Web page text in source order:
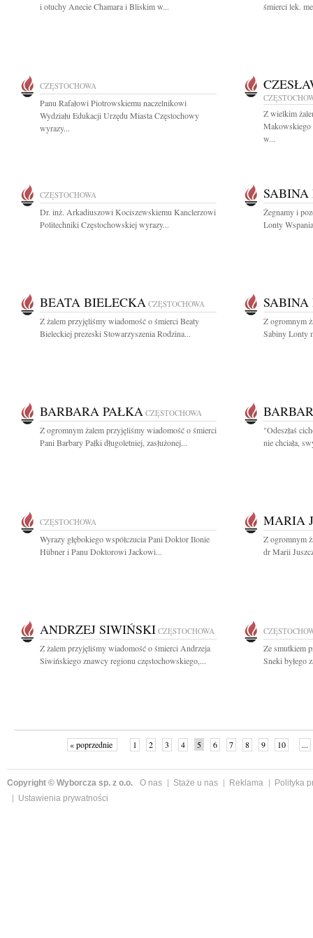
i otuchy Anecie Chamara i Bliskim w...
śmierci lek.
CZĘSTOCHOWA
Panu Rafałowi Piotrowskiemu naczelnikowi
Wydziału Edukacji Urzędu Miasta Częstochowy
wyrazy...
Z wielkim
Makowskiego
w...
CZĘSTOCHOWA
Dr. inż. Arkadiuszowi Kociszewskiemu Kanclerzowi
Politechniki Częstochowskiej wyrazy...
Żegnamy i
Lonty
BEATA BIELECKA CZĘSTOCHOWA
Z żalem przyjęliśmy wiadomość o śmierci Beaty
Bieleckiej prezeski Stowarzyszenia Rodzina...
Z ogromnym
Sabiny Lonty
BARBARA PAŁKA CZĘSTOCHOWA
Z ogromnym żalem przyjęliśmy wiadomość o śmierci
Pani Barbary Pałki długoletniej, zasłużonej...
"Odeszłaś
nie chciała,
CZĘSTOCHOWA
Wyrazy głębokiego współczucia Pani Doktor Ilonie
Hübner i Panu Doktorowi Jackowi...
MARIA
Z ogromnym
dr Marii
ANDRZEJ SIWIŃSKI CZĘSTOCHOWA
Z żalem przyjęliśmy wiadomość o śmierci Andrzeja
Siwińskiego znawcy regionu częstochowskiego,...
Ze smutkiem
Sneki byłego
« poprzednie 1 2 3 4 5 6 7 8 9 10 ...
Copyright © Wyborcza sp. z o.o. O nas Staże u nas Reklama
Polityka
Ustawienia prywatności